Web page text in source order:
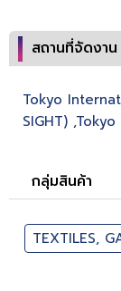
สถานที่จัดงาน
Tokyo
SIGHT)
กลุ่มสินค้า
TEXTILES,